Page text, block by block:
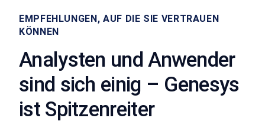
EMPFEHLUNGEN, AUF DIE SIE VERTRAUEN
KÖNNEN
Analysten und Anwender
sind sich einig – Genesys
ist Spitzenreiter